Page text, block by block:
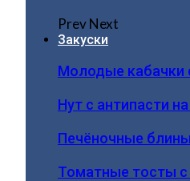
PrevNext
Закуски
Молодые кабачки
Нут с антипасти
Печёночные
Томатные тосты с